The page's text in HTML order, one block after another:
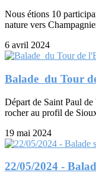
Nous étions 10
nature vers
6 avril 2024
Balade du Tour
Départ de Saint Paul
rocher au profil de
19 mai 2024
22/05/2024 -